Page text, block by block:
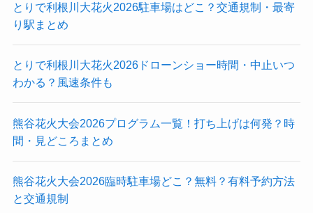
とりで利根川大花火2026駐車場はどこ？交通規制・最寄
り駅まとめ
とりで利根川大花火2026ドローンショー時間・中止いつ
わかる？風速条件も
熊谷花火大会2026プログラム一覧！打ち上げは何発？時
間・見どころまとめ
熊谷花火大会2026臨時駐車場どこ？無料？有料予約方法
と交通規制